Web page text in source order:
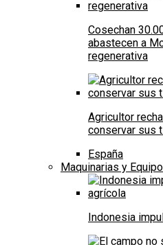
Cosechan
abastecen a
regenerativa
Agricultor
conservar sus
España
Maquinarias y
Indonesia